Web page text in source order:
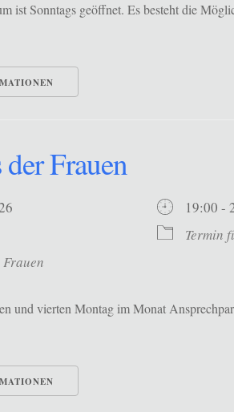
ist Sonntags geöffnet. Es besteht die
Frauen
19:00 -
Termin
und vierten Montag im Monat